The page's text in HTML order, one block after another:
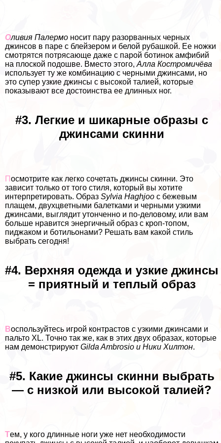
Оливия Палермо носит пару разорванных черных
джинсов в паре с блейзером и белой рубашкой. Ее ножки
смотрятся потрясающе даже с парой ботинок амфибий
на плоской подошве. Вместо этого, Алла Костромичёва
использует ту же комбинацию с черными джинсами, но
это супер узкие джинсы с высокой талией, которые
показывают все достоинства ее длинных ног.
#3. Легкие и шикарные образы с
джинсами скинни
Посмотрите как легко сочетать джинсы скинни. Это
зависит только от того стиля, который вы хотите
интерпретировать. Образ Sylvia Haghjoo с бежевым
плащем, двухцветными балетками и черными узкими
джинсами, выглядит утонченно и по-деловому, или вам
больше нравится энергичный образ с кроп-топом,
пиджаком и ботильонами? Решать вам какой стиль
выбрать сегодня!
#4. Верхняя одежда и узкие джинсы
= приятный и теплый образ
Воспользуйтесь игрой контрастов с узкими джинсами и
пальто XL. Точно так же, как в этих двух образах, которые
нам демонстрируют Gilda Ambrosio и Ники Хилтон.
#5. Какие джинсы скинни выбрать
— с низкой или высокой талией?
Тем, у кого длинные ноги уже нет необходимости